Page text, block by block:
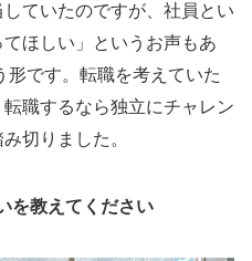
ていたのですが、社員とい
ほしい」というお声もあ
形です。転職を考えていた
職するなら独立にチャレン
切りました。
を教えてください